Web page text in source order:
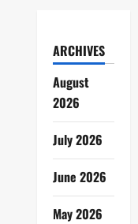
ARCHIVES
August
2026
July 2026
June 2026
May 2026